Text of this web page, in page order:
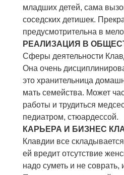
младших детей, сама
соседских детишек.
предусмотрительна в
РЕАЛИЗАЦИЯ В
Сферы деятельности
Она очень
это хранительница
мать семейства. Может
работы и трудиться
педиатром, стюардессой.
КАРЬЕРА И БИЗНЕС
Клавдии все
ей вредит отсутствие
надо суметь и не соврать,